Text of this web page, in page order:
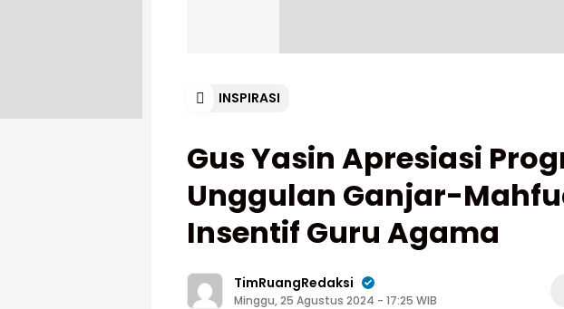
INSPIRASI
Gus Yasin Apresiasi
Unggulan Ganjar-
Insentif Guru Agama
TimRuangRedaksi
Minggu, 25 Agustus 2024 - 17:25 WIB